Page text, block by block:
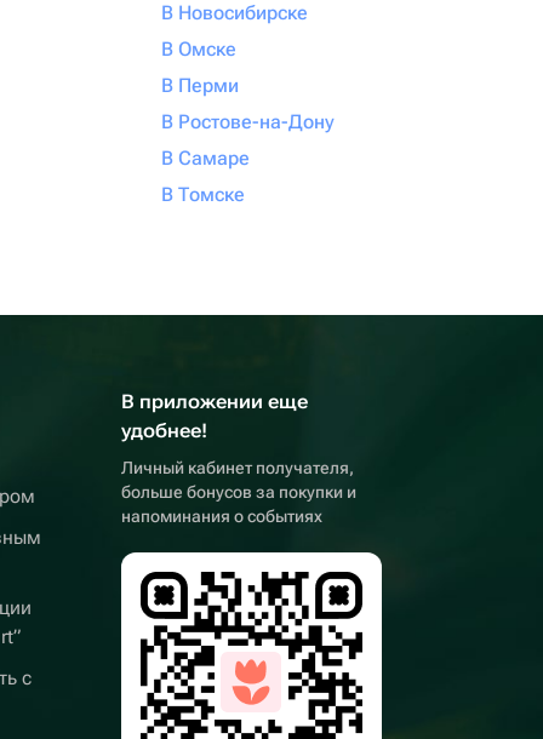
В Новосибирске
В Омске
В Перми
В Ростове-на-Дону
В Самаре
В Томске
с
В приложении еще
удобнее!
Личный кабинет получателя,
больше бонусов за покупки и
напоминания о событиях